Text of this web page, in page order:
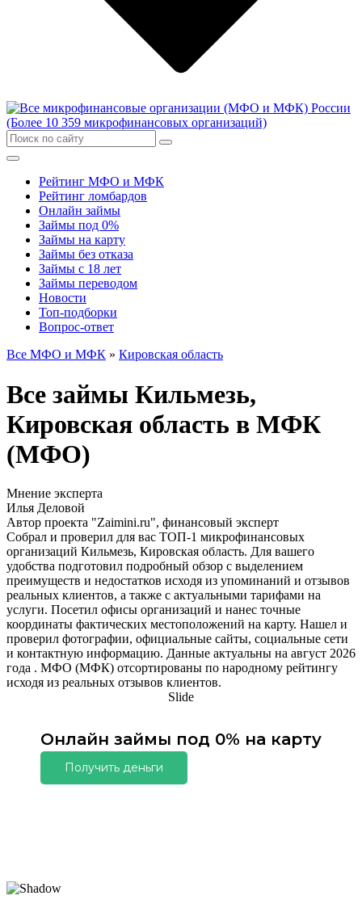
Рейтинг МФО и МФК
Рейтинг ломбардов
Онлайн займы
Займы под 0%
Займы на карту
Займы без отказа
Займы с 18 лет
Займы переводом
Новости
Топ-подборки
Вопрос-ответ
Все МФО и МФК » Кировская область
Все займы Кильмезь,
Кировская область в МФК
(МФО)
Мнение эксперта
Илья Деловой
Автор проекта "Zaimini.ru", финансовый эксперт
Собрал и проверил для вас ТОП-1 микрофинансовых
организаций Кильмезь, Кировская область. Для вашего
удобства подготовил подробный обзор с выделением
преимуществ и недостатков исходя из упоминаний и отзывов
реальных клиентов, а также с актуальными тарифами на
услуги. Посетил офисы организаций и нанес точные
координаты фактических местоположений на карту. Нашел и
проверил фотографии, официальные сайты, социальные сети
и контактную информацию. Данные актуальны на август 2026
года . МФО (МФК) отсортированы по народному рейтингу
исходя из реальных отзывов клиентов.
Slide
Онлайн займы под 0% на карту
Получить деньги